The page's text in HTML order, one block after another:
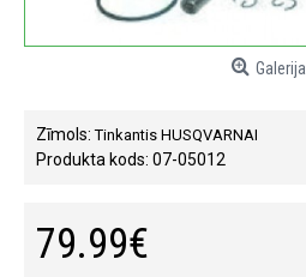
Galerija
Zīmols:Tinkantis HUSQVARNAI
Produkta kods: 07-05012
79.99€